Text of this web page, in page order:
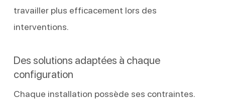
travailler plus efficacement lors des
interventions.
Des solutions adaptées à chaque
configuration
Chaque installation possède ses contraintes.